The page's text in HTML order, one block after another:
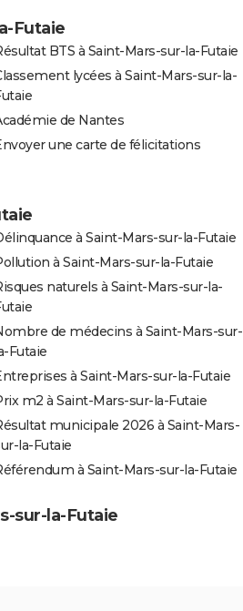
Futaie
BTS à Saint-Mars-sur-la-Futaie
lycées à Saint-Mars-sur-la-
de Nantes
une carte de félicitations
à Saint-Mars-sur-la-Futaie
à Saint-Mars-sur-la-Futaie
naturels à Saint-Mars-sur-la-
de médecins à Saint-Mars-sur-
Futaie
à Saint-Mars-sur-la-Futaie
m2 à Saint-Mars-sur-la-Futaie
municipale 2026 à Saint-Mars-
la-Futaie
à Saint-Mars-sur-la-Futaie
sur-la-Futaie